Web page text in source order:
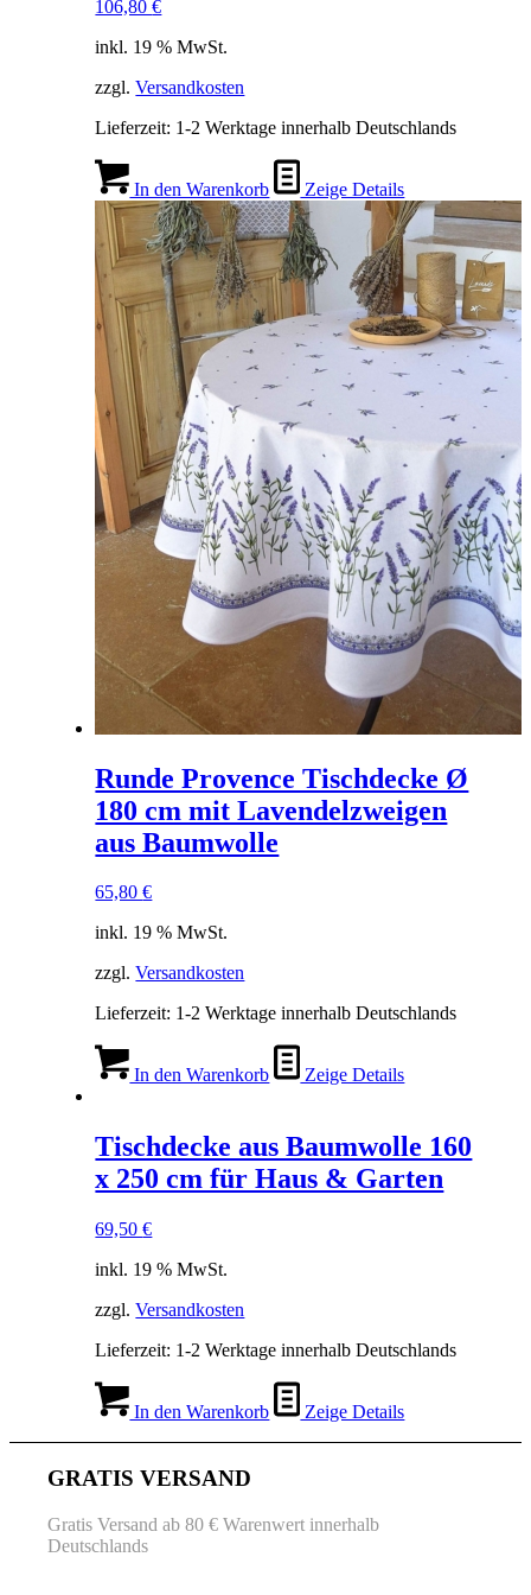
106,80€
inkl. 19 % MwSt.
zzgl.Versandkosten
Lieferzeit: 1-2 Werktage innerhalb Deutschlands
In den Warenkorb Zeige Details
Runde Provence Tischdecke Ø
180 cm mit Lavendelzweigen
aus Baumwolle
65,80€
inkl. 19 % MwSt.
zzgl.Versandkosten
Lieferzeit: 1-2 Werktage innerhalb Deutschlands
In den Warenkorb Zeige Details
Tischdecke aus Baumwolle 160
x 250 cm für Haus & Garten
69,50€
inkl. 19 % MwSt.
zzgl.Versandkosten
Lieferzeit: 1-2 Werktage innerhalb Deutschlands
In den Warenkorb Zeige Details
GRATIS VERSAND
Gratis Versand ab 80 € Warenwert innerhalb
Deutschlands